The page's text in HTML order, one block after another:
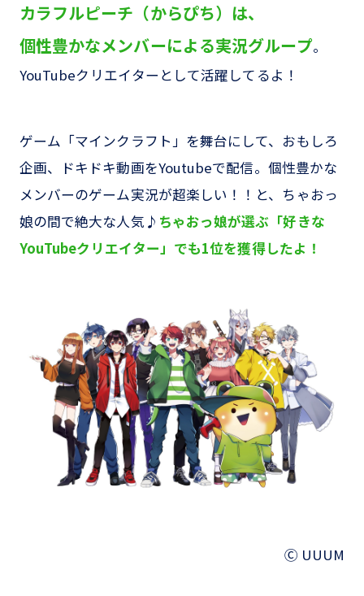
カラフルピーチ（からぴち）は、
個性豊かなメンバーによる実況グループ。
YouTubeクリエイターとして活躍してるよ！
ゲーム「マインクラフト」を舞台にして、おもしろ
企画、ドキドキ動画をYoutubeで配信。個性豊かな
メンバーのゲーム実況が超楽しい！！と、ちゃおっ
娘の間で絶大な人気♪ ちゃおっ娘が選ぶ「好きな
YouTubeクリエイター」でも1位を獲得したよ！
Ⓒ UUUM